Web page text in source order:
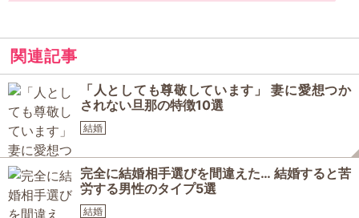
関連記事
「人としても尊敬しています」 妻に愛想つか
されない旦那の特徴10選
結婚
完全に結婚相手選びを間違えた… 結婚すると苦
労する男性のタイプ5選
結婚